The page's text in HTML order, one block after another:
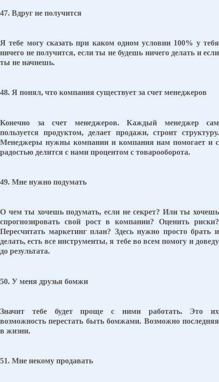
47. Вдруг не получится
Я тебе могу сказать при каком одном условии 100% у тебя
ничего не получится, если ты не будешь ничего делать и если
ты не начнешь.
48. Я понял, что компания существует за счет менеджеров
Конечно за счет менеджеров. Каждый менеджер сам
пользуется продуктом, делает продажи, строит структуру.
Менеджеры нужны компании и компания нам помогает и с
радостью делится с нами процентом с товарооборота.
49. Мне нужно подумать
О чем ты хочешь подумать, если не секрет? Или ты хочешь
спрогнозировать свой рост в компании? Оценить риски?
Пересчитать маркетинг план? Здесь нужно просто брать и
делать, есть все инструменты, я тебе во всем помогу и доведу
до результата.
50. У меня друзья бомжи
Значит тебе будет проще с ними работать. Это их
возможность перестать быть бомжами. Возможно последняя
в жизни.
51. Мне некому продавать